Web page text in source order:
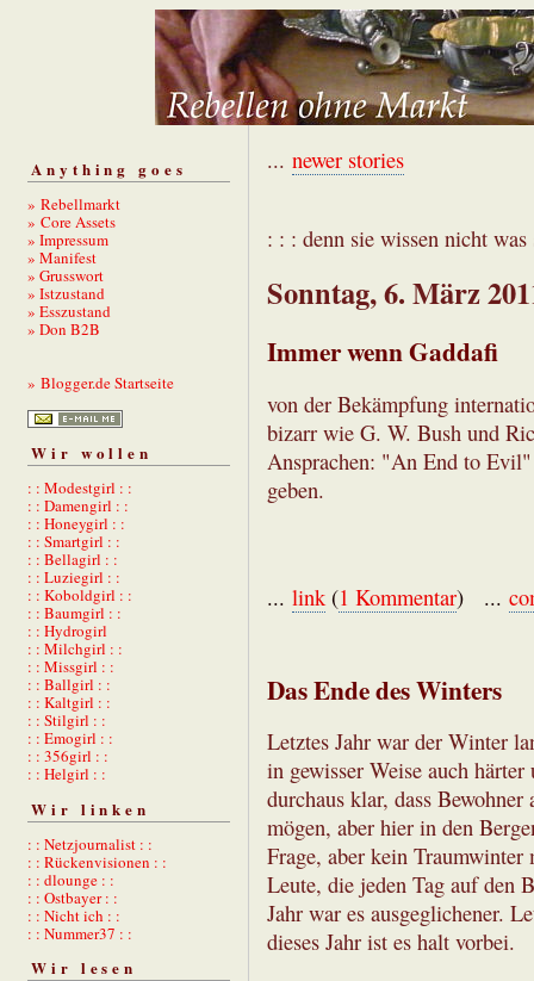
Anything goes
» Rebellmarkt
» Core Assets
» Impressum
» Manifest
» Grusswort
» Istzustand
» Esszustand
» Don B2B
» Blogger.de Startseite
Wir wollen
: : Modestgirl : :
: : Damengirl : :
: : Honeygirl : :
: : Smartgirl : :
: : Bellagirl : :
: : Luziegirl : :
: : Koboldgirl : :
: : Baumgirl : :
: : Hydrogirl
: : Milchgirl : :
: : Missgirl : :
: : Ballgirl : :
: : Kaltgirl : :
: : Stilgirl : :
: : Emogirl : :
: : 356girl : :
: : Helgirl : :
Wir linken
: : Netzjournalist : :
: : Rückenvisionen : :
: : dlounge : :
: : Ostbayer : :
: : Nicht ich : :
: : Nummer37 : :
Wir lesen
... newer stories
: : : denn sie wissen nicht
Sonntag, 6. März
Immer wenn Gaddafi
von der Bekämpfung
bizarr wie G. W. Bush und
Ansprachen: "An End to Evil"
geben.
... link (1 Kommentar) ...
Das Ende des Winters
Letztes Jahr war der Winter
in gewisser Weise auch
durchaus klar, dass
mögen, aber hier in den
Frage, aber kein Traumwinter
Leute, die jeden Tag auf den
Jahr war es ausgeglichener.
dieses Jahr ist es halt vorbei.